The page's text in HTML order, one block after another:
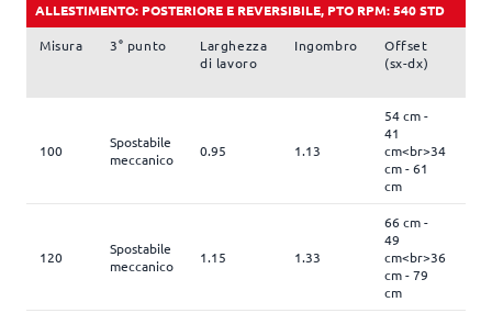
ALLESTIMENTO: POSTERIORE E REVERSIBILE, PTO RPM: 540 STD
Misura
3° punto
Larghezza
di lavoro
Ingombro
Offset
(sx-dx)
100
Spostabile
meccanico
0.95 1.13
54 cm -
41
cm<br>34
cm - 61
cm
120
Spostabile
meccanico
1.15 1.33
66 cm -
49
cm<br>36
cm - 79
cm